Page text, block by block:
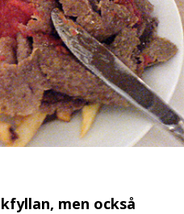
men också